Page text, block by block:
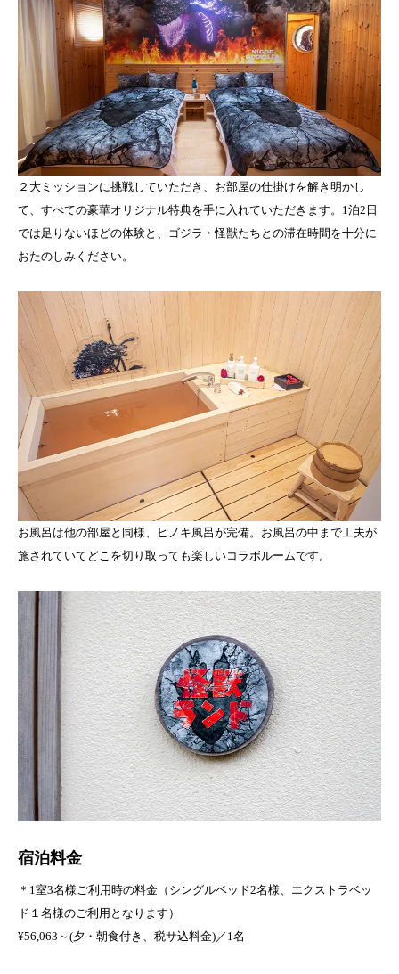
２大ミッションに挑戦していただき、お部屋の仕掛けを解き明かし
て、すべての豪華オリジナル特典を手に入れていただきます。1泊2日
では足りないほどの体験と、ゴジラ・怪獣たちとの滞在時間を十分に
おたのしみください。
お風呂は他の部屋と同様、ヒノキ風呂が完備。お風呂の中まで工夫が
施されていてどこを切り取っても楽しいコラボルームです。
宿泊料金
＊1室3名様ご利用時の料金（シングルベッド2名様、エクストラベッ
ド１名様のご利用となります）
¥56,063～(夕・朝食付き、税サ込料金)／1名